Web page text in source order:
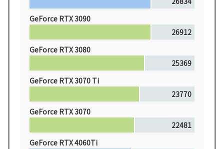
GeForce RTX 3090
26912
GeForce RTX 3080
25369
GeForce RTX 3070 Ti
23770
GeForce RTX 3070
22481
GeForce RTX 4060Ti